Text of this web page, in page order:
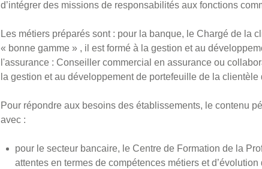
d’intégrer des missions de responsabilités aux fonctions
Les métiers préparés sont : pour la banque, le Chargé de la
« bonne gamme » , il est formé à la gestion et au
l'assurance : Conseiller commercial en assurance ou
la gestion et au développement de portefeuille de la
Pour répondre aux besoins des établissements, le contenu
avec :
pour le secteur bancaire, le Centre de Formation de la
attentes en termes de compétences métiers et